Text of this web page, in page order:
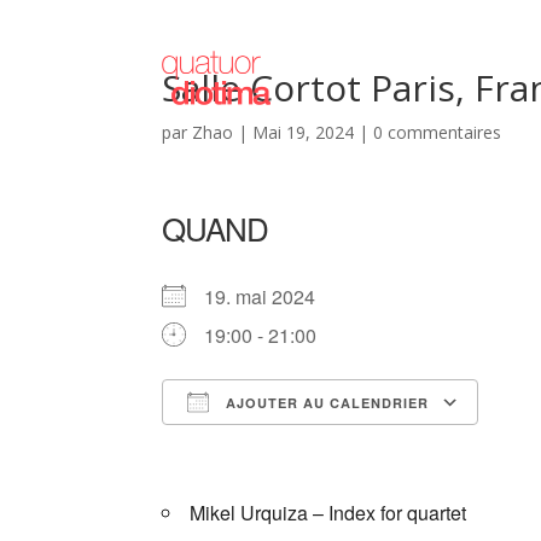
Salle Cortot Paris,
par Zhao | Mai 19, 2024 | 0 commentaires
QUAND
19. mai 2024
19:00 - 21:00
AJOUTER AU CALENDRIER
Mikel Urquiza – Index for quartet